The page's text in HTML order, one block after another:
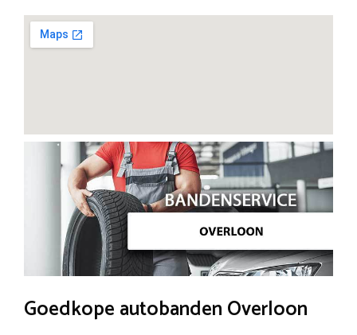
Goedkope autobanden Overloon